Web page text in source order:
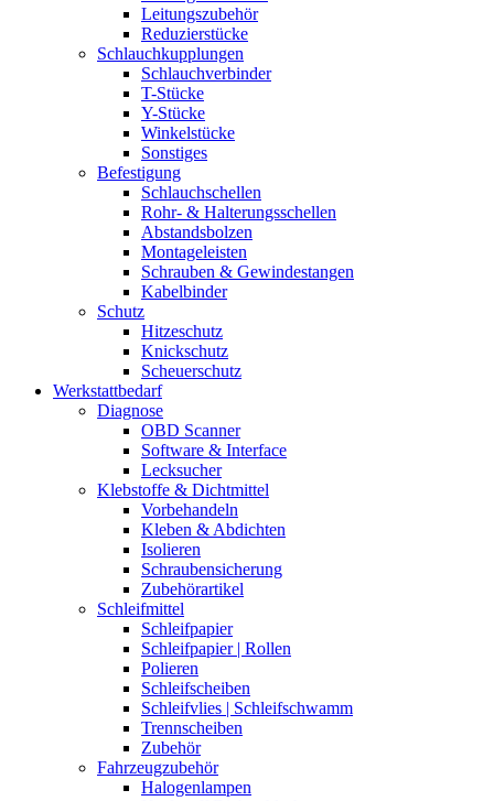
Leitungszubehör
Reduzierstücke
Schlauchkupplungen
Schlauchverbinder
T-Stücke
Y-Stücke
Winkelstücke
Sonstiges
Befestigung
Schlauchschellen
Rohr- & Halterungsschellen
Abstandsbolzen
Montageleisten
Schrauben & Gewindestangen
Kabelbinder
Schutz
Hitzeschutz
Knickschutz
Scheuerschutz
Werkstattbedarf
Diagnose
OBD Scanner
Software & Interface
Lecksucher
Klebstoffe & Dichtmittel
Vorbehandeln
Kleben & Abdichten
Isolieren
Schraubensicherung
Zubehörartikel
Schleifmittel
Schleifpapier
Schleifpapier | Rollen
Polieren
Schleifscheiben
Schleifvlies | Schleifschwamm
Trennscheiben
Zubehör
Fahrzeugzubehör
Halogenlampen